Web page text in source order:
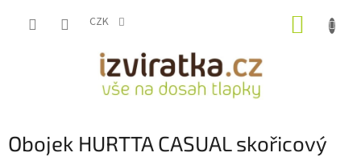
CZK
Obojek HURTTA CASUAL skořicový